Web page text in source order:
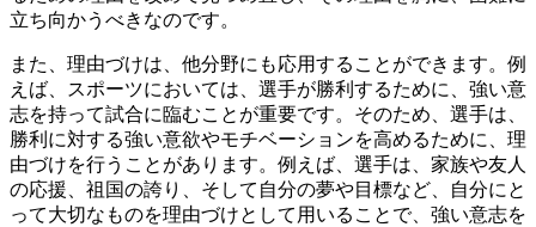
立ち向かうべきなのです。
また、理由づけは、他分野にも応用することができます。例
えば、スポーツにおいては、選手が勝利するために、強い意
志を持って試合に臨むことが重要です。そのため、選手は、
勝利に対する強い意欲やモチベーションを高めるために、理
由づけを行うことがあります。例えば、選手は、家族や友人
の応援、祖国の誇り、そして自分の夢や目標など、自分にと
って大切なものを理由づけとして用いることで、強い意志を